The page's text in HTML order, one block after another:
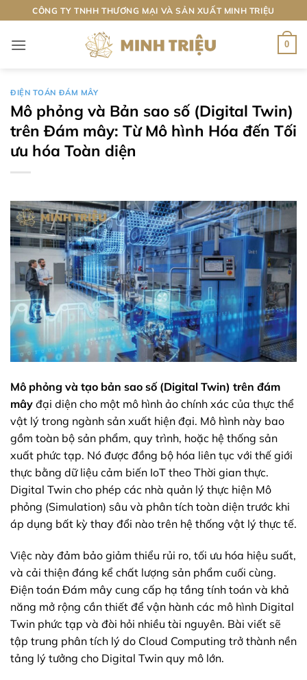
qua
nội
CÔNG TY TNHH THƯƠNG MẠI VÀ SẢN XUẤT MINH TRIỆU
0
ĐIỆN TOÁN ĐÁM MÂY
Mô phỏng và Bản sao số (Digital Twin)
trên Đám mây: Từ Mô hình Hóa đến Tối
ưu hóa Toàn diện
Mô phỏng và tạo bản sao số (Digital Twin) trên đám
mây đại diện cho một mô hình ảo chính xác của thực thể
vật lý trong ngành sản xuất hiện đại. Mô hình này bao
gồm toàn bộ sản phẩm, quy trình, hoặc hệ thống sản
xuất phức tạp. Nó được đồng bộ hóa liên tục với thế giới
thực bằng dữ liệu cảm biến IoT theo Thời gian thực.
Digital Twin cho phép các nhà quản lý thực hiện Mô
phỏng (Simulation) sâu và phân tích toàn diện trước khi
áp dụng bất kỳ thay đổi nào trên hệ thống vật lý thực tế.
Việc này đảm bảo giảm thiểu rủi ro, tối ưu hóa hiệu suất,
và cải thiện đáng kể chất lượng sản phẩm cuối cùng.
Điện toán Đám mây cung cấp hạ tầng tính toán và khả
năng mở rộng cần thiết để vận hành các mô hình Digital
Twin phức tạp và đòi hỏi nhiều tài nguyên. Bài viết sẽ
tập trung phân tích lý do Cloud Computing trở thành nền
tảng lý tưởng cho Digital Twin quy mô lớn.